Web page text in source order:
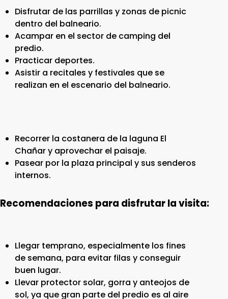
Disfrutar de las parrillas y zonas de picnic
dentro del balneario.
Acampar en el sector de camping del
predio.
Practicar deportes.
Asistir a recitales y festivales que se
realizan en el escenario del balneario.
Recorrer la costanera de la laguna El
Chañar y aprovechar el paisaje.
Pasear por la plaza principal y sus senderos
internos.
Recomendaciones para disfrutar la visita:
Llegar temprano, especialmente los fines
de semana, para evitar filas y conseguir
buen lugar.
Llevar protector solar, gorra y anteojos de
sol, ya que gran parte del predio es al aire